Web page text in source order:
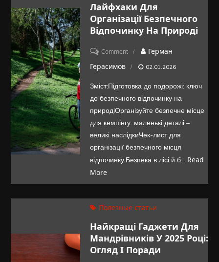
увагу
Лайфхаки Для
Організації Безпечного
Відпочинку На Природі
Commenton
Лайфхаки
організації
на
природі
Герман
Герасимов
02.01.2026
Зміст:Підготовка до подорожі: ключ
до безпечного відпочинку на
природіОрганізуйте безпечне місце
для кемпінгу: маленькі деталі –
великі наслідкиЧек-лист для
організації безпечного місця
відпочинку:Безпека в лісі й б… Read
More
Полезные статьи
Найкращі Гаджети Для
Мандрівників У 2025 Році:
Огляд І Поради